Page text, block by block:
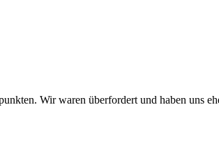
Wir waren überfordert und haben uns